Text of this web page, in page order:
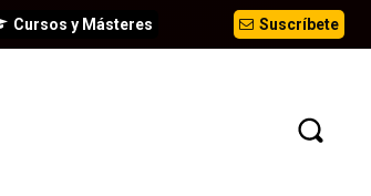
Suscríbete
Cursos y Másteres